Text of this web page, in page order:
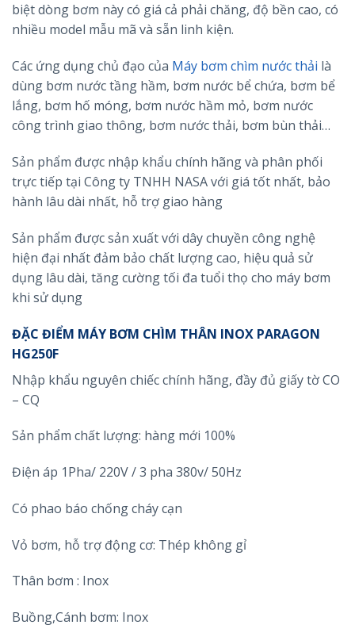
biệt dòng bơm này có giá cả phải chăng, độ bền cao, có
nhiều model mẫu mã và sẵn linh kiện.
Các ứng dụng chủ đạo của Máy bơm chìm nước thải là
dùng bơm nước tầng hầm, bơm nước bể chứa, bơm bể
lắng, bơm hố móng, bơm nước hầm mỏ, bơm nước
công trình giao thông, bơm nước thải, bơm bùn thải…
Sản phẩm được nhập khẩu chính hãng và phân phối
trực tiếp tại Công ty TNHH NASA với giá tốt nhất, bảo
hành lâu dài nhất, hỗ trợ giao hàng
Sản phẩm được sản xuất với dây chuyền công nghệ
hiện đại nhất đảm bảo chất lượng cao, hiệu quả sử
dụng lâu dài, tăng cường tối đa tuổi thọ cho máy bơm
khi sử dụng
ĐẶC ĐIỂM MÁY BƠM CHÌM THÂN INOX PARAGON
HG250F
Nhập khẩu nguyên chiếc chính hãng, đầy đủ giấy tờ CO
– CQ
Sản phẩm chất lượng: hàng mới 100%
Điện áp 1Pha/ 220V / 3 pha 380v/ 50Hz
Có phao báo chống cháy cạn
Vỏ bơm, hỗ trợ động cơ: Thép không gỉ
Thân bơm : Inox
Buồng,Cánh bơm: Inox